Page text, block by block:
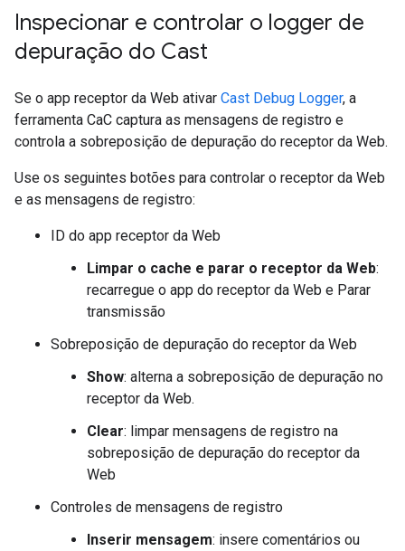
Inspecionar e controlar o logger de
depuração do Cast
Se o app receptor da Web ativar Cast Debug Logger, a
ferramenta CaC captura as mensagens de registro e
controla a sobreposição de depuração do receptor da Web.
Use os seguintes botões para controlar o receptor da Web
e as mensagens de registro:
ID do app receptor da Web
Limpar o cache e parar o receptor da Web:
recarregue o app do receptor da Web e Parar
transmissão
Sobreposição de depuração do receptor da Web
Show: alterna a sobreposição de depuração no
receptor da Web.
Clear: limpar mensagens de registro na
sobreposição de depuração do receptor da
Web
Controles de mensagens de registro
Inserir mensagem: insere comentários ou